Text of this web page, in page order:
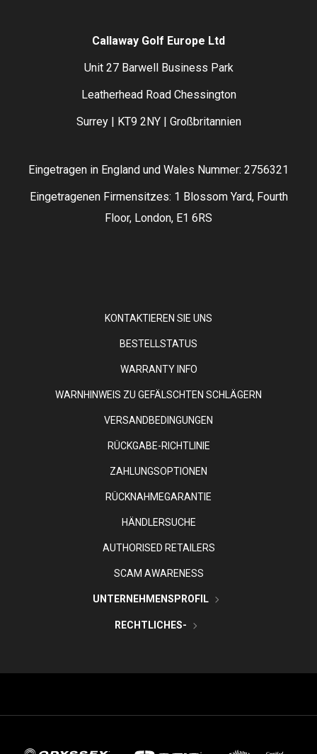
Callaway Golf Europe Ltd
Unit 27 Barwell Business Park
Leatherhead Road Chessington
Surrey | KT9 2NY | Großbritannien
Eingetragen in England und Wales Nummer: 2756321
Eingetragenen Firmensitzes: 1 Blossom Yard, Fourth
Floor, London, E1 6RS
KONTAKTIEREN SIE UNS
BESTELLSTATUS
WARRANTY INFO
WARNHINWEIS ZU GEFÄLSCHTEN SCHLÄGERN
VERSANDBEDINGUNGEN
RÜCKGABE-RICHTLINIE
ZAHLUNGSOPTIONEN
RÜCKNAHMEGARANTIE
HÄNDLERSUCHE
AUTHORISED RETAILERS
SCAM AWARENESS
UNTERNEHMENSPROFIL
RECHTLICHES-